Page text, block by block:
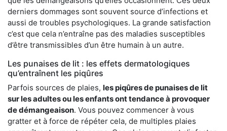
derniers dommages sont souvent source d’infections et
aussi de troubles psychologiques. La grande satisfaction
c’est que cela n’entraîne pas des maladies susceptibles
d’être transmissibles d’un être humain à un autre.
Les punaises de lit : les effets dermatologiques
qu’entraînent les piqûres
Parfois sources de plaies, les piqûres de punaises de lit
sur les adultes ou les enfants ont tendance à provoquer
de démangeaison. Vous pouvez commencer à vous
gratter et à force de répéter cela, de multiples plaies